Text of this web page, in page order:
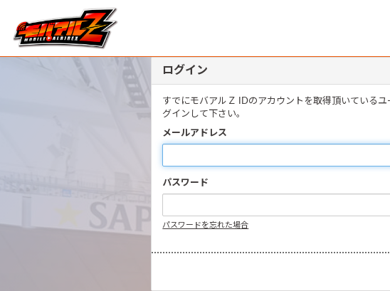
ログイン
すでにモバアルＺ IDのアカウントを取得頂いている
グインして下さい。
メールアドレス
パスワード
パスワードを忘れた場合